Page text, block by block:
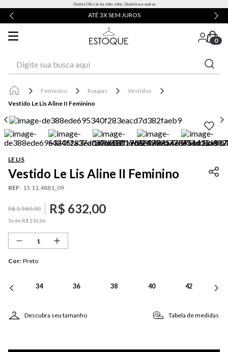
Outlet Oficial da John John, Dudalina e outras
ATÉ 3X SEM JUROS
0
Feminino Roupas
Vestidos
Vestido Le Lis Aline II Feminino
LE LIS
Vestido Le Lis Aline II Feminino
REF: 15.11.4881_09
R$1.580,00 R$ 632,00
3x de R$210 66
Cor: Preto
34 36 38 40 42
Descubra seu tamanho Tabela de medidas